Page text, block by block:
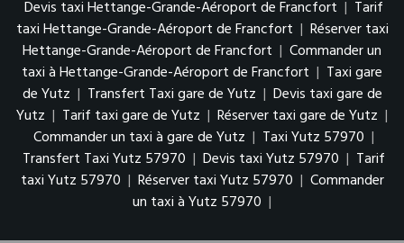
Devis taxi Hettange-Grande-Aéroport de Francfort | Tarif
taxi Hettange-Grande-Aéroport de Francfort | Réserver taxi
Hettange-Grande-Aéroport de Francfort | Commander un
taxi à Hettange-Grande-Aéroport de Francfort | Taxi gare
de Yutz | Transfert Taxi gare de Yutz | Devis taxi gare de
Yutz | Tarif taxi gare de Yutz | Réserver taxi gare de Yutz |
Commander un taxi à gare de Yutz | Taxi Yutz 57970 |
Transfert Taxi Yutz 57970 | Devis taxi Yutz 57970 | Tarif
taxi Yutz 57970 | Réserver taxi Yutz 57970 | Commander
un taxi à Yutz 57970 |